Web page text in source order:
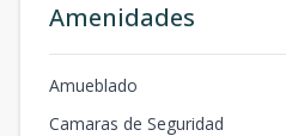
Amenidades
Amueblado
Camaras de Seguridad